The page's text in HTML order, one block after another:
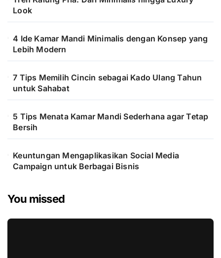
Look
4 Ide Kamar Mandi Minimalis dengan Konsep yang
Lebih Modern
7 Tips Memilih Cincin sebagai Kado Ulang Tahun
untuk Sahabat
5 Tips Menata Kamar Mandi Sederhana agar Tetap
Bersih
Keuntungan Mengaplikasikan Social Media
Campaign untuk Berbagai Bisnis
You missed